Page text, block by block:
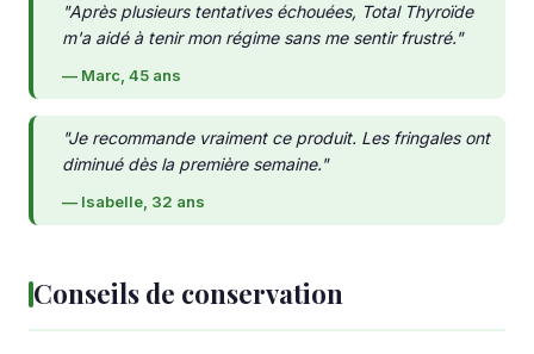
"Après plusieurs tentatives échouées, Total Thyroïde
m'a aidé à tenir mon régime sans me sentir frustré."
— Marc, 45 ans
"Je recommande vraiment ce produit. Les fringales ont
diminué dès la première semaine."
— Isabelle, 32 ans
Conseils de conservation